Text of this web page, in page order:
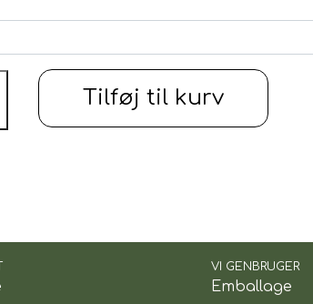
er ikke egnet til trækkelege.
til apportering
udvikler de voksne tænder
ugers alderen
Tilføj til kurv
VI GENBRUGER
Emballage